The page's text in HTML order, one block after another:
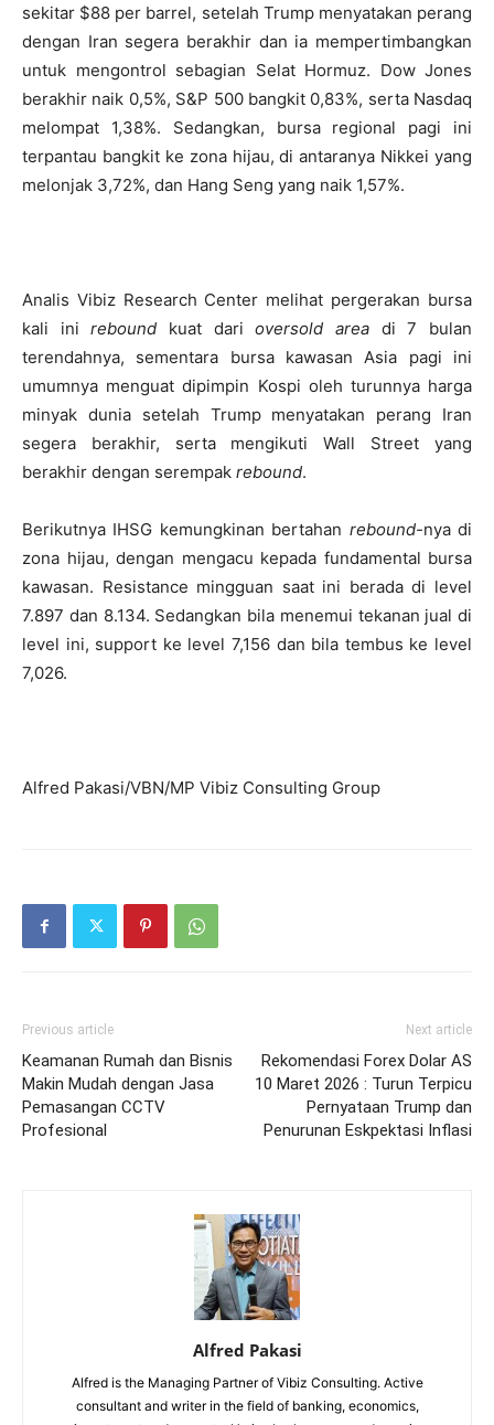
sekitar $88 per barrel, setelah Trump menyatakan perang
dengan Iran segera berakhir dan ia mempertimbangkan
untuk mengontrol sebagian Selat Hormuz. Dow Jones
berakhir naik 0,5%, S&P 500 bangkit 0,83%, serta Nasdaq
melompat 1,38%. Sedangkan, bursa regional pagi ini
terpantau bangkit ke zona hijau, di antaranya Nikkei yang
melonjak 3,72%, dan Hang Seng yang naik 1,57%.
Analis Vibiz Research Center melihat pergerakan bursa
kali inirebound kuat dari oversold area di 7 bulan
terendahnya, sementara bursa kawasan Asia pagi ini
umumnya menguat dipimpin Kospi oleh turunnya harga
minyak dunia setelah Trump menyatakan perang Iran
segera berakhir, serta mengikuti Wall Street yang
berakhir dengan serempak rebound.
Berikutnya IHSG kemungkinan bertahan rebound-nya di
zona hijau, dengan mengacu kepada fundamental bursa
kawasan. Resistance mingguan saat ini berada di level
7.897 dan 8.134. Sedangkan bila menemui tekanan jual di
level ini, support ke level 7,156 dan bila tembus ke level
7,026.
Alfred Pakasi/VBN/MP Vibiz Consulting Group
Previous article
Keamanan Rumah dan Bisnis
Makin Mudah dengan Jasa
Pemasangan CCTV
Profesional
Next article
Rekomendasi Forex Dolar AS
10 Maret 2026 : Turun Terpicu
Pernyataan Trump dan
Penurunan Eskpektasi Inflasi
Alfred Pakasi
Alfred is the Managing Partner of Vibiz Consulting. Active
consultant and writer in the field of banking, economics,